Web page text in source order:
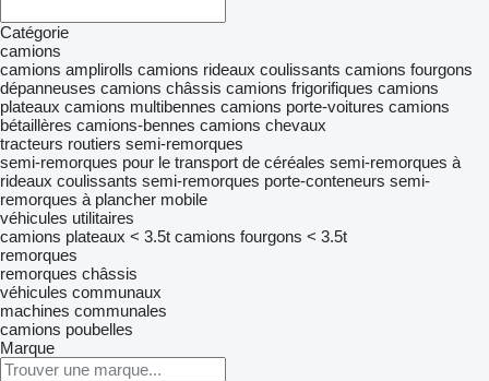
Catégorie
camions
camions amplirolls camions rideaux coulissants camions fourgons
dépanneuses camions châssis camions frigorifiques camions
plateaux camions multibennes camions porte-voitures camions
bétaillères camions-bennes camions chevaux
tracteurs routiers semi-remorques
semi-remorques pour le transport de céréales semi-remorques à
rideaux coulissants semi-remorques porte-conteneurs semi-
remorques à plancher mobile
véhicules utilitaires
camions plateaux < 3.5t camions fourgons < 3.5t
remorques
remorques châssis
véhicules communaux
machines communales
camions poubelles
Marque